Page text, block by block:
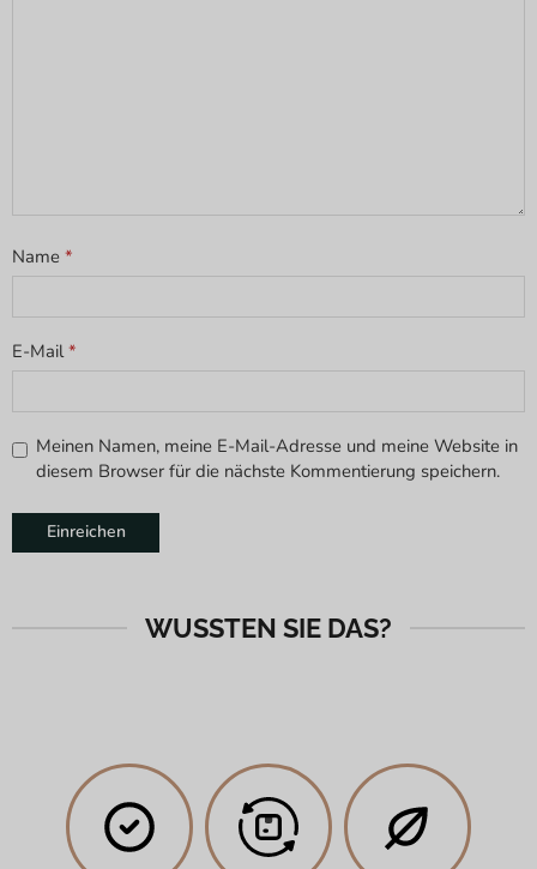
Name *
E-Mail*
Meinen Namen, meine E-Mail-Adresse und meine Website in
diesem Browser für die nächste Kommentierung speichern.
WUSSTEN SIE DAS?